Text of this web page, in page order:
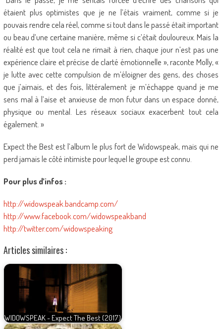
étaient plus optimistes que je ne l’étais vraiment, comme si je
pouvais rendre cela réel, comme si tout dans le passé était important
ou beau d’une certaine manière, même si c’était douloureux. Mais la
réalité est que tout cela ne rimait à rien, chaque jour n’est pas une
expérience claire et précise de clarté émotionnelle », raconte Molly, «
je lutte avec cette compulsion de m’éloigner des gens, des choses
que j’aimais, et des fois, littéralement je m’échappe quand je me
sens mal à l’aise et anxieuse de mon futur dans un espace donné,
physique ou mental. Les réseaux sociaux exacerbent tout cela
également. »
Expect the Best est l’album le plus fort de Widowspeak, mais qui ne
perd jamais le côté intimiste pour lequel le groupe est connu.
Pour plus d’infos :
http://widowspeak.bandcamp.com/
http://www.facebook.com/widowspeakband
http://twitter.com/widowspeaking
Articles similaires :
WIDOWSPEAK - Expect The Best (2017)